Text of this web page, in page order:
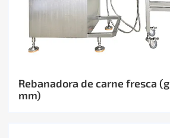
Rebanadora de carne fresca
mm)